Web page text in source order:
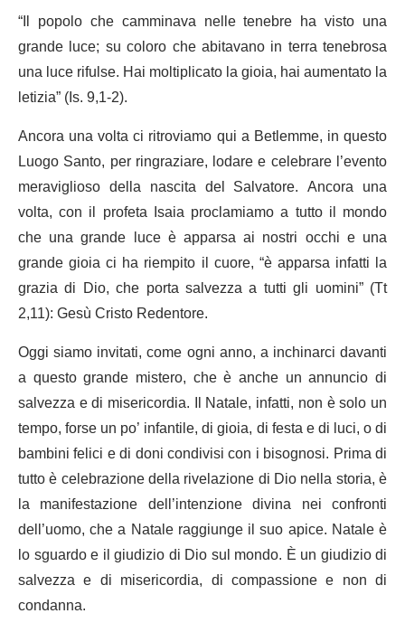
“Il popolo che camminava nelle tenebre ha visto una
grande luce; su coloro che abitavano in terra tenebrosa
una luce rifulse. Hai moltiplicato la gioia, hai aumentato la
letizia” (Is. 9,1-2).
Ancora una volta ci ritroviamo qui a Betlemme, in questo
Luogo Santo, per ringraziare, lodare e celebrare l’evento
meraviglioso della nascita del Salvatore. Ancora una
volta, con il profeta Isaia proclamiamo a tutto il mondo
che una grande luce è apparsa ai nostri occhi e una
grande gioia ci ha riempito il cuore, “è apparsa infatti la
grazia di Dio, che porta salvezza a tutti gli uomini” (Tt
2,11): Gesù Cristo Redentore.
Oggi siamo invitati, come ogni anno, a inchinarci davanti
a questo grande mistero, che è anche un annuncio di
salvezza e di misericordia. Il Natale, infatti, non è solo un
tempo, forse un po’ infantile, di gioia, di festa e di luci, o di
bambini felici e di doni condivisi con i bisognosi. Prima di
tutto è celebrazione della rivelazione di Dio nella storia, è
la manifestazione dell’intenzione divina nei confronti
dell’uomo, che a Natale raggiunge il suo apice. Natale è
lo sguardo e il giudizio di Dio sul mondo. È un giudizio di
salvezza e di misericordia, di compassione e non di
condanna.